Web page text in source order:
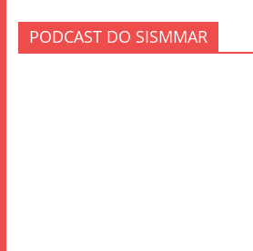
PODCAST DO SISMMAR